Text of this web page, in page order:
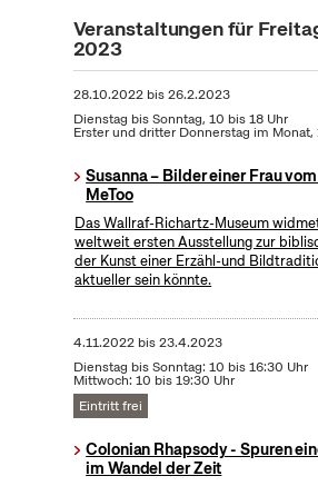
Veranstaltungen für
2023
28.10.2022bis26.2.2023
Dienstag bis Sonntag, 10 bis 18 Uhr
Erster und dritter Donnerstag im Monat,
Susanna – Bilder einer Frau
MeToo
Das Wallraf-Richartz-Museum
weltweit ersten Ausstellung zur
der Kunst einer Erzähl-und
aktueller sein könnte.
4.11.2022bis23.4.2023
Dienstag bis Sonntag: 10 bis 16:30 Uhr
Mittwoch: 10 bis 19:30 Uhr
Eintritt frei
Colonian Rhapsody - Spuren
im Wandel der Zeit